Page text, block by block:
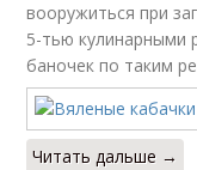
вооружиться при
5-тью кулинарными
баночек по таким
Читать дальше →